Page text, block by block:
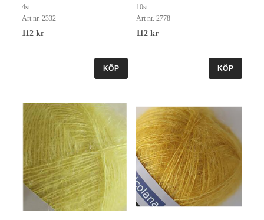
4st
Art nr. 2332
112 kr
KÖP
10st
Art nr. 2778
112 kr
KÖP